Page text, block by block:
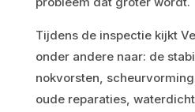
Tijdens de inspectie kijkt
onder andere naar: de
nokvorsten,
oude reparaties,